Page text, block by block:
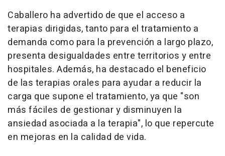
Caballero ha advertido de que el acceso a
terapias dirigidas, tanto para el tratamiento a
demanda como para la prevención a largo plazo,
presenta desigualdades entre territorios y entre
hospitales. Además, ha destacado el beneficio
de las terapias orales para ayudar a reducir la
carga que supone el tratamiento, ya que "son
más fáciles de gestionar y disminuyen la
ansiedad asociada a la terapia", lo que repercute
en mejoras en la calidad de vida.